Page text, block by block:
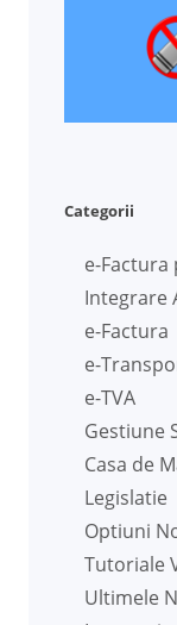
Categorii
e-Factura
Integrare
e-Factura
e-
e-TVA
Gestiune
Casa de
Legislatie
Optiuni
Tutoriale
Ultimele